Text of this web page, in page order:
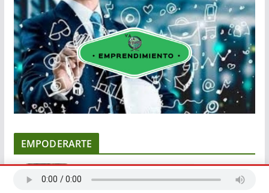
EMPODERARTE